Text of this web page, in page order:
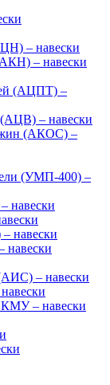
– навески
– навески
(АЦПТ) –
(АЦВ) – навески
(АКОС) –
(УМП-400) –
навески
навески
навески
– навески
КМУ – навески